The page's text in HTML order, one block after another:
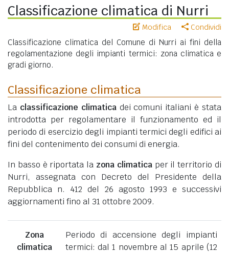
Classificazione climatica di Nurri
Modifica Condividi
Classificazione climatica del Comune di Nurri ai fini della
regolamentazione degli impianti termici: zona climatica e
gradi giorno.
Classificazione climatica
La classificazione climaticadei comuni italiani è stata
introdotta per regolamentare il funzionamento ed il
periodo di esercizio degli impianti termici degli edifici ai
fini del contenimento dei consumi di energia.
In basso è riportata la zona climaticaper il territorio di
Nurri, assegnata con Decreto del Presidente della
Repubblica n. 412 del 26 agosto 1993 e successivi
aggiornamenti fino al 31 ottobre 2009.
Zona
climatica
Periodo di accensione degli impianti
termici: dal 1 novembre al 15 aprile (12